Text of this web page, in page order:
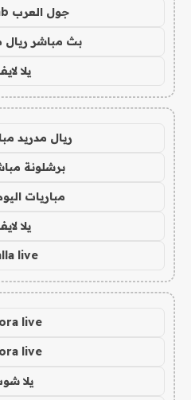
جول العرب goalarab
بث مباشر ريال
يلا
ريال مدريد
برشلونة
مباريات
يلا
live
live
live
يلا